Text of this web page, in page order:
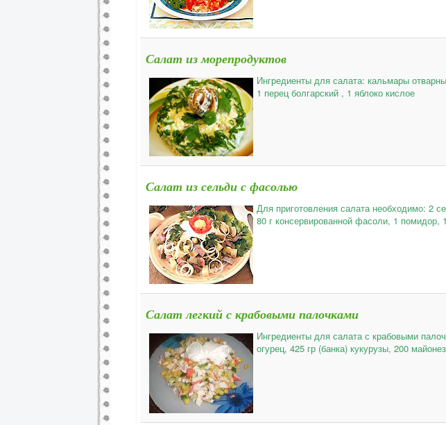
Салат из морепродуктов
Ингредиенты для салата: кальмары
1 перец болгарский , 1 яблоко кислое
Салат из сельди с фасолью
Для приготовления салата необходимо: 2
80 г консервированной фасоли, 1 помидор,
Салат легкий с крабовыми палочками
Ингредиенты для салата с крабовыми
огурец, 425 гр (банка) кукурузы, 200